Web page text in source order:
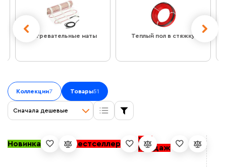
Нагревательные маты Теплый пол в стяжку
Для прогрева бетона
Длина (м)
Линейная мощность (Вт/м)
Коллекции7 Товары51
Сначала дешевые
Новинка Бестселлер
Хит
продаж